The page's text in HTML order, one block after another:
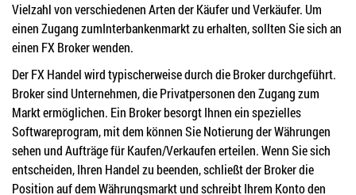
Vielzahl von verschiedenen Arten der Käufer und Verkäufer. Um
einen Zugang zumInterbankenmarkt zu erhalten, sollten Sie sich an
einen FX Broker wenden.
Der FX Handel wird typischerweise durch die Broker durchgeführt.
Broker sind Unternehmen, die Privatpersonen den Zugang zum
Markt ermöglichen. Ein Broker besorgt Ihnen ein spezielles
Softwareprogram, mit dem können Sie Notierung der Währungen
sehen und Aufträge für Kaufen/Verkaufen erteilen. Wenn Sie sich
entscheiden, Ihren Handel zu beenden, schließt der Broker die
Position auf dem Währungsmarkt und schreibt Ihrem Konto den